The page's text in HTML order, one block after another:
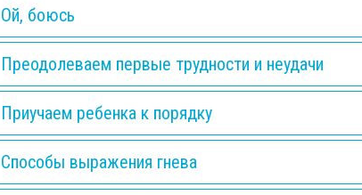
Ой, боюсь
Преодолеваем первые трудности и неудачи
Приучаем ребенка к порядку
Способы выражения гнева